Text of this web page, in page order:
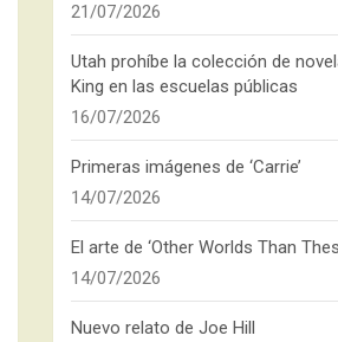
21/07/2026
Utah prohíbe la colección de
King en las escuelas públicas
16/07/2026
Primeras imágenes de ‘Carrie’
14/07/2026
El arte de ‘Other Worlds Than
14/07/2026
Nuevo relato de Joe Hill